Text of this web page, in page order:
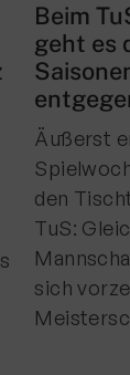
Beim
geht es
Äußerst
den
TuS:
sich